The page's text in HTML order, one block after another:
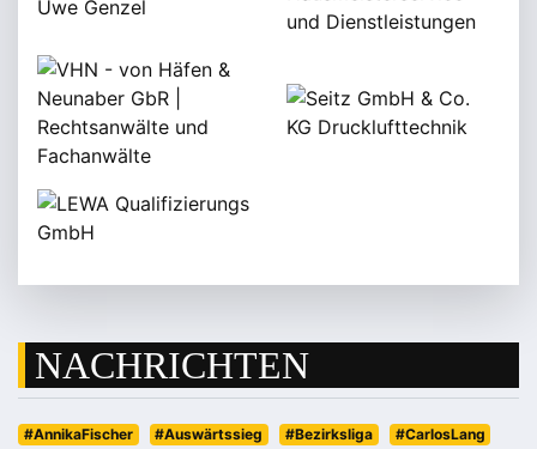
NACHRICHTEN
#AnnikaFischer #Auswärtssieg #Bezirksliga
#CarlosLang